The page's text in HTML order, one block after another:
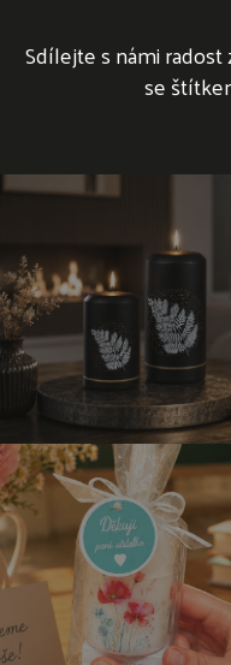
Sdílejte s námi
se